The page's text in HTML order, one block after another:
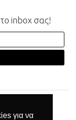
για να
inbox σας!